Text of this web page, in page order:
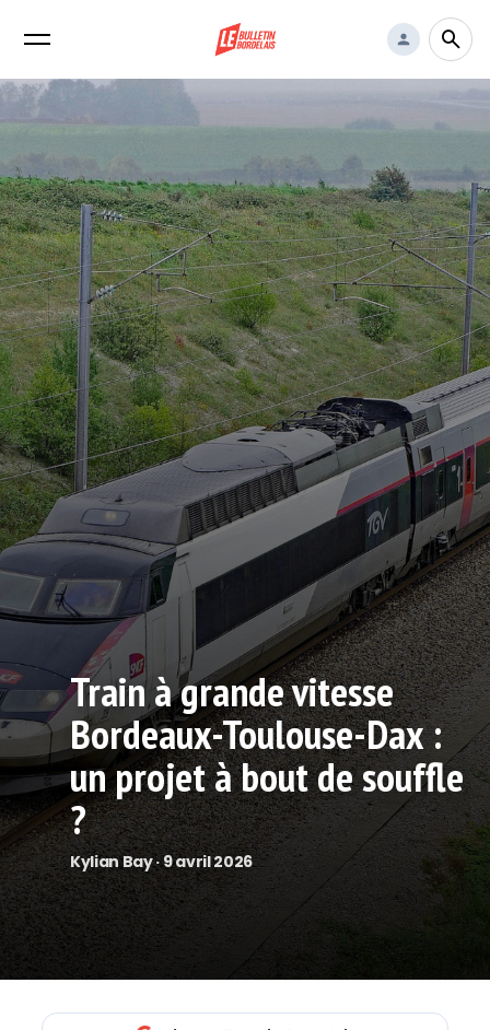
Train à grande vitesse
Bordeaux-Toulouse-Dax :
un projet à bout de souffle
?
Kylian Bay · 9 avril 2026